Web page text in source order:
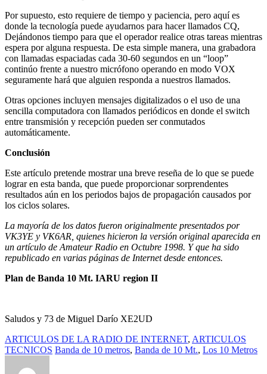
Por supuesto, esto requiere de tiempo y paciencia, pero aquí es
donde la tecnología puede ayudarnos para hacer llamados CQ,
Dejándonos tiempo para que el operador realice otras tareas mientras
espera por alguna respuesta. De esta simple manera, una grabadora
con llamadas espaciadas cada 30-60 segundos en un “loop”
continúo frente a nuestro micrófono operando en modo VOX
seguramente hará que alguien responda a nuestros llamados.
Otras opciones incluyen mensajes digitalizados o el uso de una
sencilla computadora con llamados periódicos en donde el switch
entre transmisión y recepción pueden ser conmutados
automáticamente.
Conclusión
Este artículo pretende mostrar una breve reseña de lo que se puede
lograr en esta banda, que puede proporcionar sorprendentes
resultados aún en los periodos bajos de propagación causados por
los ciclos solares.
La mayoría de los datos fueron originalmente presentados por
VK3YE y VK6AR, quienes hicieron la versión original aparecida en
un artículo de Amateur Radio en Octubre 1998. Y que ha sido
republicado en varias páginas de Internet desde entonces.
Plan de Banda 10 Mt. IARU region II
Saludos y 73 de Miguel Darío XE2UD
ARTICULOS DE LA RADIO DE INTERNET, ARTICULOS
TECNICOS Banda de 10 metros, Banda de 10 Mt., Los 10 Metros